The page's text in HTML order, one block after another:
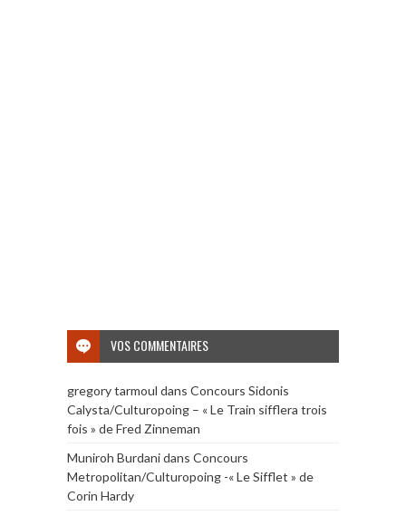
VOS COMMENTAIRES
gregory tarmoul dans Concours Sidonis
Calysta/Culturopoing – « Le Train sifflera trois
fois » de Fred Zinneman
Muniroh Burdanidans Concours
Metropolitan/Culturopoing -« Le Sifflet » de
Corin Hardy